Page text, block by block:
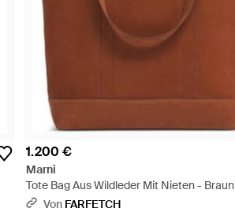
1.200 €
Marni
Tote Bag Aus Wildleder Mit Nieten - Braun
Von FARFETCH